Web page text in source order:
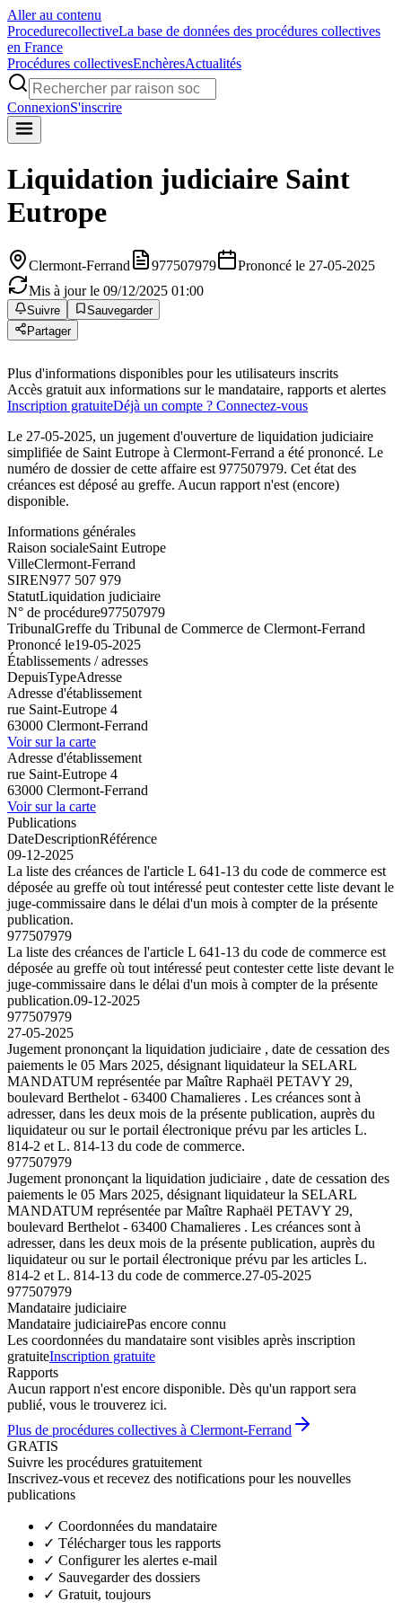
Aller au contenu
ProcedurecollectiveLa base de données des procédures collectives
en France
Procédures collectivesEnchèresActualités
ConnexionS'inscrire
Liquidation judiciaire Saint
Eutrope
Clermont-Ferrand 977507979
Prononcé le 27-05-2025
Mis à jour le 09/12/2025 01:00
Suivre
Sauvegarder
Partager
Plus d'informations disponibles pour les utilisateurs inscrits
Accès gratuit aux informations sur le mandataire, rapports et alertes
Inscription gratuiteDéjà un compte ? Connectez-vous
Le 27-05-2025, un jugement d'ouverture de liquidation judiciaire
simplifiée de Saint Eutrope à Clermont-Ferrand a été prononcé. Le
numéro de dossier de cette affaire est 977507979. Cet état des
créances est déposé au greffe. Aucun rapport n'est (encore)
disponible.
Informations générales
Raison socialeSaint Eutrope
VilleClermont-Ferrand
SIREN977 507 979
StatutLiquidation judiciaire
N° de procédure977507979
TribunalGreffe du Tribunal de Commerce de Clermont-Ferrand
Prononcé le19-05-2025
Établissements / adresses
DepuisTypeAdresse
Adresse d'établissement
rue Saint-Eutrope 4
63000 Clermont-Ferrand
Voir sur la carte
Adresse d'établissement
rue Saint-Eutrope 4
63000 Clermont-Ferrand
Voir sur la carte
Publications
DateDescriptionRéférence
09-12-2025
La liste des créances de l'article L 641-13 du code de commerce est
déposée au greffe où tout intéressé peut contester cette liste devant le
juge-commissaire dans le délai d'un mois à compter de la présente
publication.
977507979
La liste des créances de l'article L 641-13 du code de commerce est
déposée au greffe où tout intéressé peut contester cette liste devant le
juge-commissaire dans le délai d'un mois à compter de la présente
publication.09-12-2025
977507979
27-05-2025
Jugement prononçant la liquidation judiciaire , date de cessation des
paiements le 05 Mars 2025, désignant liquidateur la SELARL
MANDATUM représentée par Maître Raphaël PETAVY 29,
boulevard Berthelot - 63400 Chamalieres . Les créances sont à
adresser, dans les deux mois de la présente publication, auprès du
liquidateur ou sur le portail électronique prévu par les articles L.
814-2 et L. 814-13 du code de commerce.
977507979
Jugement prononçant la liquidation judiciaire , date de cessation des
paiements le 05 Mars 2025, désignant liquidateur la SELARL
MANDATUM représentée par Maître Raphaël PETAVY 29,
boulevard Berthelot - 63400 Chamalieres . Les créances sont à
adresser, dans les deux mois de la présente publication, auprès du
liquidateur ou sur le portail électronique prévu par les articles L.
814-2 et L. 814-13 du code de commerce.27-05-2025
977507979
Mandataire judiciaire
Mandataire judiciairePas encore connu
Les coordonnées du mandataire sont visibles après inscription
gratuiteInscription gratuite
Rapports
Aucun rapport n'est encore disponible. Dès qu'un rapport sera
publié, vous le trouverez ici.
Plus de procédures collectives à Clermont-Ferrand
GRATIS
Suivre les procédures gratuitement
Inscrivez-vous et recevez des notifications pour les nouvelles
publications
✓ Coordonnées du mandataire
✓ Télécharger tous les rapports
✓ Configurer les alertes e-mail
✓ Sauvegarder des dossiers
✓ Gratuit, toujours